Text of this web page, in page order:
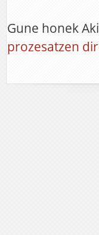
Gune honek
prozesatzen